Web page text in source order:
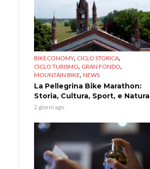
BIKECONOMY, CICLO STORICA,
CICLO TURISMO, GRAN FONDO,
MOUNTAIN BIKE, NEWS
La Pellegrina Bike Marathon:
Storia, Cultura, Sport, e Natura
2 giorni ago